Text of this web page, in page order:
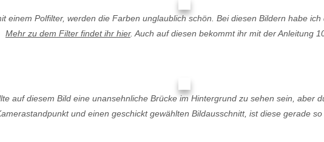
einem Polfilter, werden die Farben unglaublich schön. Bei diesen Bildern habe ich
Mehr zu dem Filter findet ihr hier. Auch auf diesen bekommt ihr mit der Anleitung
auf diesem Bild eine unansehnliche Brücke im Hintergrund zu sehen sein, aber
und einen geschickt gewählten Bildausschnitt, ist diese gerade so